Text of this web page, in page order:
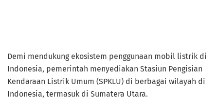
Demi mendukung ekosistem penggunaan mobil listrik di
Indonesia, pemerintah menyediakan Stasiun Pengisian
Kendaraan Listrik Umum (SPKLU) di berbagai wilayah di
Indonesia, termasuk di Sumatera Utara.